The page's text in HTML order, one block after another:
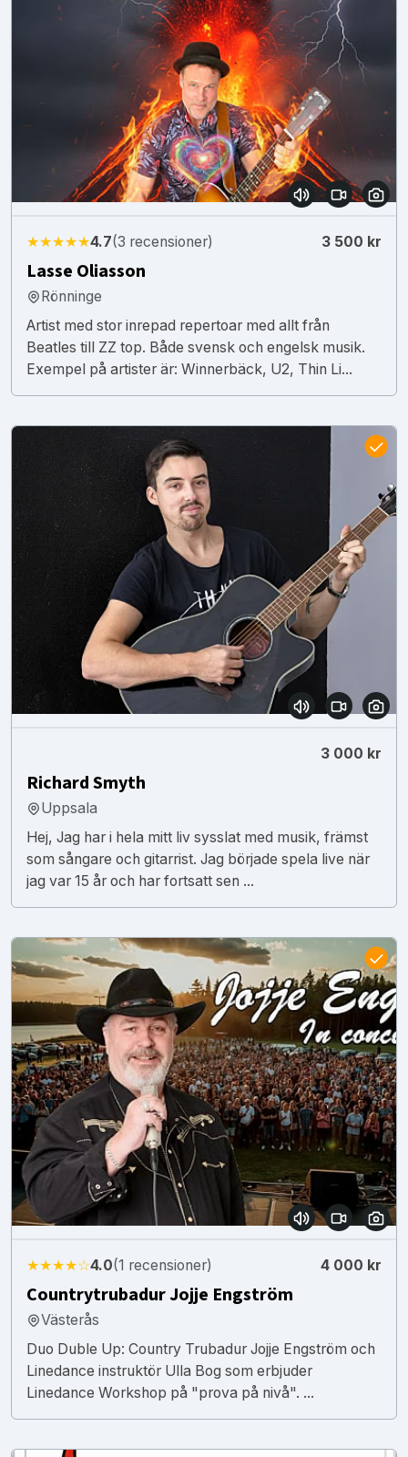
★★★★★4.7(3 recensioner) 3 500 kr
Lasse Oliasson
Rönninge
Artist med stor inrepad repertoar med allt från
Beatles till ZZ top. Både svensk och engelsk musik.
Exempel på artister är: Winnerbäck, U2, Thin Li...
3 000 kr
Richard Smyth
Uppsala
Hej, Jag har i hela mitt liv sysslat med musik, främst
som sångare och gitarrist. Jag började spela live när
jag var 15 år och har fortsatt sen ...
★★★★☆4.0(1 recensioner) 4 000 kr
Countrytrubadur Jojje Engström
Västerås
Duo Duble Up: Country Trubadur Jojje Engström och
Linedance instruktör Ulla Bog som erbjuder
Linedance Workshop på "prova på nivå". ...